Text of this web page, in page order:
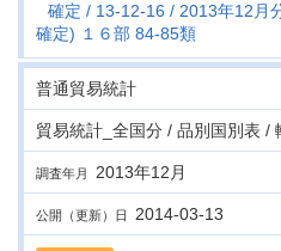
確定 13-12-16
2013年12月
確定) １６部 84-85類
普通貿易統計
貿易統計_全国分 / 品別国別表 /
調査年月 2013年12月
公開（更新）日 2014-03-13